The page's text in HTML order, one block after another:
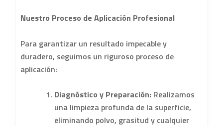
Nuestro Proceso de Aplicación Profesional
Para garantizar un resultado impecable y
duradero, seguimos un riguroso proceso de
aplicación:
Diagnóstico y Preparación: Realizamos
una limpieza profunda de la superficie,
eliminando polvo, grasitud y cualquier